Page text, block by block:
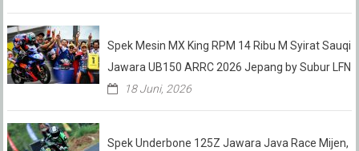
Spek Mesin MX King RPM 14 Ribu M Syirat Sauqi
Jawara UB150 ARRC 2026 Jepang by Subur LFN
18 Juni, 2026
Spek Underbone 125Z Jawara Java Race Mijen,